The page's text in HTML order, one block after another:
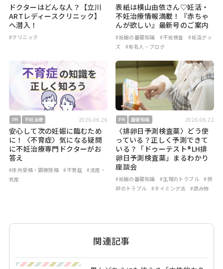
ドクターはどんな人？【立川
ARTレディースクリニック】
へ潜入！
#クリニック
表紙は横山由依さん♡妊活・
不妊治療情報満載！『赤ちゃ
んが欲しい』最新号のご案内
#妊娠の基礎知識 #不妊検査
#妊活グッ
ズ
#有名人・ブログ
PR 不妊治療 2026.06.26
安心して次の妊娠に臨むため
に！〈不育症〉気になる疑問
に不妊治療専門ドクターがお
答え
#体外受精・顕微授精 #不育症
#流産・
死産
PR 基礎知識 2026.06.22
〈排卵日予測検査薬〉どう使
っている？正しく予測できて
いる？「ドゥーテスト®LH排
卵日予測検査薬」まるわかり
座談会
#妊娠の基礎知識 #生理のトラブル
#排
卵のトラブル
#タイミング法 #読み物
関連記事